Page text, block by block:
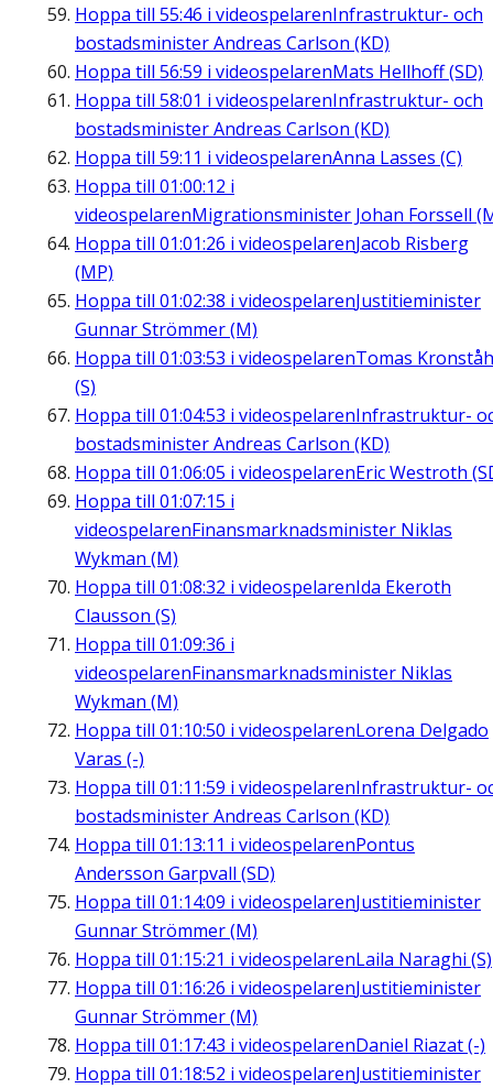
Hoppa till 55:46 i videospelarenInfrastruktur- och
bostadsminister Andreas Carlson (KD)
Hoppa till 56:59 i videospelarenMats Hellhoff (SD)
Hoppa till 58:01 i videospelarenInfrastruktur- och
bostadsminister Andreas Carlson (KD)
Hoppa till 59:11 i videospelarenAnna Lasses (C)
Hoppa till 01:00:12 i
videospelarenMigrationsminister Johan Forssell
Hoppa till 01:01:26 i videospelarenJacob Risberg
(MP)
Hoppa till 01:02:38 i videospelarenJustitieminister
Gunnar Strömmer (M)
Hoppa till 01:03:53 i videospelarenTomas
(S)
Hoppa till 01:04:53 i videospelarenInfrastruktur-
bostadsminister Andreas Carlson (KD)
Hoppa till 01:06:05 i videospelarenEric Westroth
Hoppa till 01:07:15 i
videospelarenFinansmarknadsminister Niklas
Wykman (M)
Hoppa till 01:08:32 i videospelarenIda Ekeroth
Clausson (S)
Hoppa till 01:09:36 i
videospelarenFinansmarknadsminister Niklas
Wykman (M)
Hoppa till 01:10:50 i videospelarenLorena Delgado
Varas (-)
Hoppa till 01:11:59 i videospelarenInfrastruktur-
bostadsminister Andreas Carlson (KD)
Hoppa till 01:13:11 i videospelarenPontus
Andersson Garpvall (SD)
Hoppa till 01:14:09 i videospelarenJustitieminister
Gunnar Strömmer (M)
Hoppa till 01:15:21 i videospelarenLaila Naraghi (S)
Hoppa till 01:16:26 i videospelarenJustitieminister
Gunnar Strömmer (M)
Hoppa till 01:17:43 i videospelarenDaniel Riazat (-)
Hoppa till 01:18:52 i videospelarenJustitieminister